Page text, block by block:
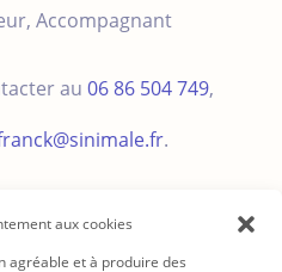
aux cookies
agréable et à produire des
Accompagnant
au 06 86 504 749,
.